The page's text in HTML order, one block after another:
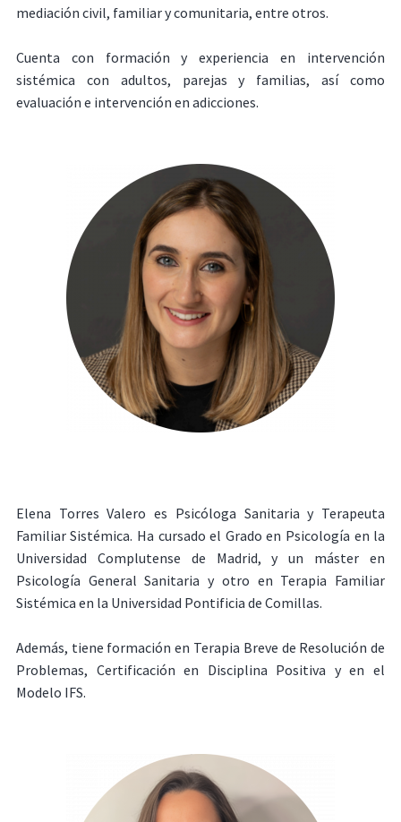
mediación civil, familiar y comunitaria, entre otros.
Cuenta con formación y experiencia en intervención
sistémica con adultos, parejas y familias, así como
evaluación e intervención en adicciones.
Elena Torres Valero es Psicóloga Sanitaria y Terapeuta
Familiar Sistémica. Ha cursado el Grado en Psicología en la
Universidad Complutense de Madrid, y un máster en
Psicología General Sanitaria y otro en Terapia Familiar
Sistémica en la Universidad Pontificia de Comillas.
Además, tiene formación en Terapia Breve de Resolución de
Problemas, Certificación en Disciplina Positiva y en el
Modelo IFS.